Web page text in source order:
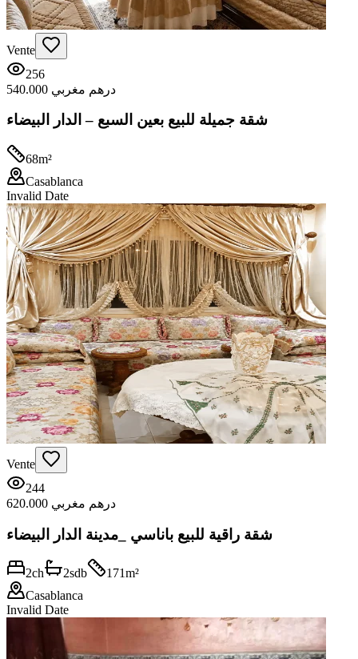
Vente
256
540.000 درهم مغربي
شقة جميلة للبيع بعين السبع – الدار البيضاء
68m²
Casablanca
Invalid Date
Vente
244
620.000 درهم مغربي
شقة راقية للبيع باناسي _مدينة الدار البيضاء
2ch 2sdb 171m²
Casablanca
Invalid Date